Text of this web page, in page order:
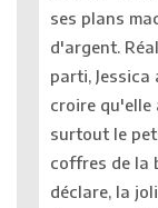
ses plans
d'argent.
parti,
croire qu'elle
surtout le
coffres de la
déclare, la